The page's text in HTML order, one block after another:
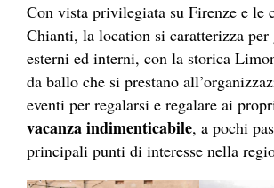
Con vista privilegiata su Firenze e le
Chianti, la location si caratterizza
esterni ed interni, con la storica
da ballo che si prestano
eventi per regalarsi e regalare ai
vacanza indimenticabile, a pochi
principali punti di interesse nella